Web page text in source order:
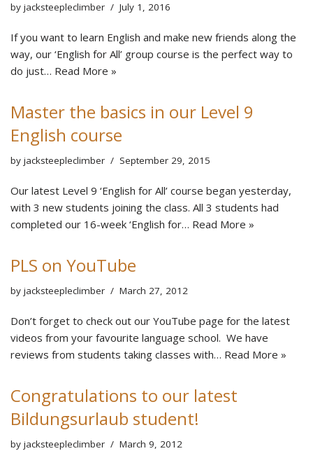
by jacksteepleclimber July 1, 2016
If you want to learn English and make new friends along the
way, our ‘English for All’ group course is the perfect way to
do just… Read More »
Master the basics in our Level 9
English course
by jacksteepleclimber September 29, 2015
Our latest Level 9 ‘English for All’ course began yesterday,
with 3 new students joining the class. All 3 students had
completed our 16-week ‘English for… Read More »
PLS on YouTube
by jacksteepleclimber March 27, 2012
Don’t forget to check out our YouTube page for the latest
videos from your favourite language school. We have
reviews from students taking classes with… Read More »
Congratulations to our latest
Bildungsurlaub student!
by jacksteepleclimber March 9, 2012